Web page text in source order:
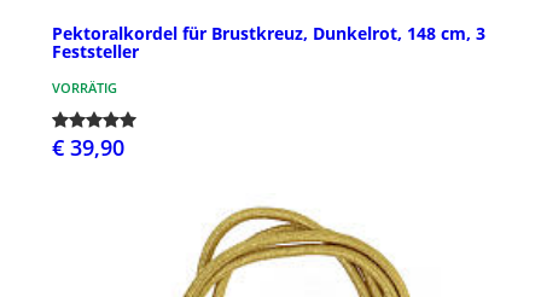
Pektoralkordel für Brustkreuz, Dunkelrot, 148 cm, 3
Feststeller
VORRÄTIG
€ 39,90